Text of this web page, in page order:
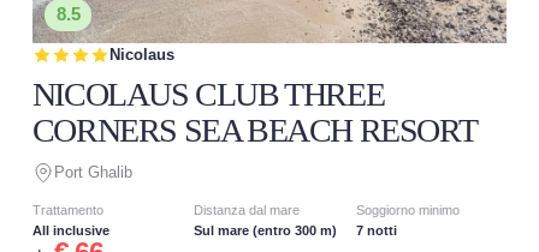
8.5
Nicolaus
NICOLAUS CLUB THREE
CORNERS SEA BEACH RESORT
Port Ghalib
Trattamento
All inclusive
Distanza dal mare
Sul mare (entro 300 m)
Soggiorno minimo
7 notti